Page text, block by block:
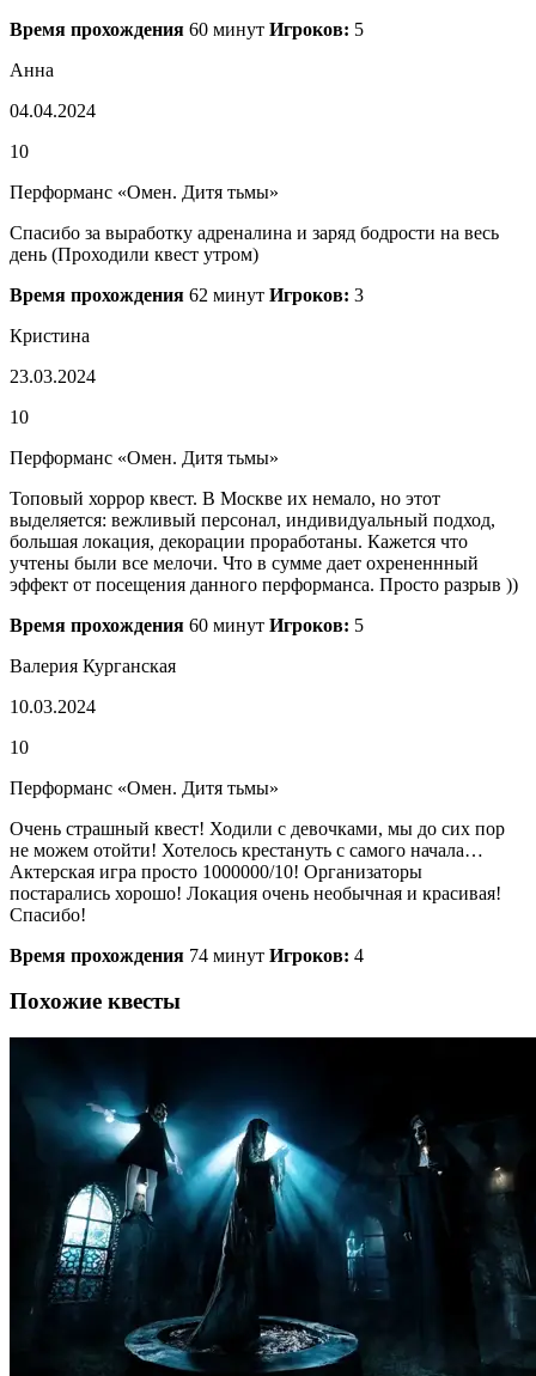
Время прохождения 60 минут Игроков: 5
Анна
04.04.2024
10
Перформанс «Омен. Дитя тьмы»
Спасибо за выработку адреналина и заряд бодрости на весь
день (Проходили квест утром)
Время прохождения 62 минут Игроков: 3
Кристина
23.03.2024
10
Перформанс «Омен. Дитя тьмы»
Топовый хоррор квест. В Москве их немало, но этот
выделяется: вежливый персонал, индивидуальный подход,
большая локация, декорации проработаны. Кажется что
учтены были все мелочи. Что в сумме дает охрененнный
эффект от посещения данного перформанса. Просто разрыв ))
Время прохождения 60 минут Игроков: 5
Валерия Курганская
10.03.2024
10
Перформанс «Омен. Дитя тьмы»
Очень страшный квест! Ходили с девочками, мы до сих пор
не можем отойти! Хотелось крестануть с самого начала…
Актерская игра просто 1000000/10! Организаторы
постарались хорошо! Локация очень необычная и красивая!
Спасибо!
Время прохождения 74 минут Игроков: 4
Похожие квесты